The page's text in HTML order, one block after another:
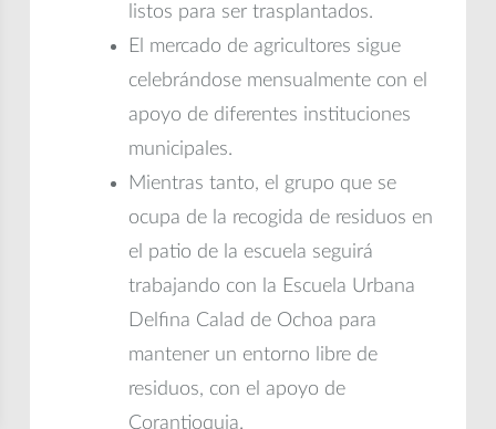
listos para ser trasplantados.
El mercado de agricultores sigue
celebrándose mensualmente con el
apoyo de diferentes instituciones
municipales.
Mientras tanto, el grupo que se
ocupa de la recogida de residuos en
el patio de la escuela seguirá
trabajando con la Escuela Urbana
Delfina Calad de Ochoa para
mantener un entorno libre de
residuos, con el apoyo de
Corantioquia.